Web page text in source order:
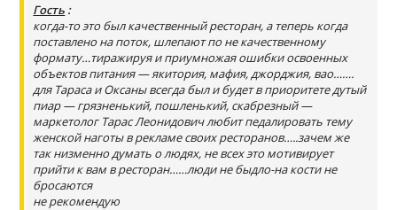
Гость :
когда-то это был качественный ресторан, а теперь когда
поставлено на поток, шлепают по не качественному
формату…тиражируя и приумножая ошибки освоенных
объектов питания — якитория, мафия, джорджия, вао…….
для Тараса и Оксаны всегда был и будет в приоритете дутый
пиар — грязненький, пошленький, скабрезный —
маркетолог Тарас Леонидович любит педалировать тему
женской наготы в рекламе своих ресторанов…..зачем же
так низменно думать о людях, не всех это мотивирует
прийти к вам в ресторан……люди не быдло-на кости не
бросаются
не рекомендую